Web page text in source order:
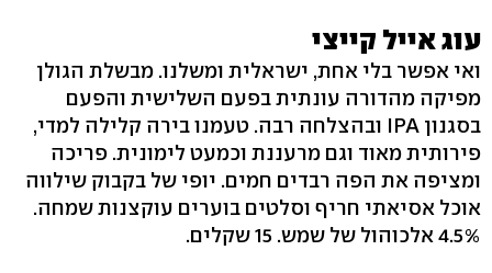
עוג אייל קייצי
ואי אפשר בלי אחת, ישראלית ומשלנו. מבשלת הגולן
מפיקה מהדורה עונתית בפעם השלישית והפעם
בסגנון IPA ובהצלחה רבה. טעמנו בירה קלילה למדי,
פירותית מאוד וגם מרעננת וכמעט לימונית. פריכה
ומציפה את הפה רבדים חמים. יופי של בקבוק שילווה
אוכל אסיאתי חריף וסלטים בוערים עוקצנות שמחה.
4.5% אלכוהול של שמש. 15 שקלים.